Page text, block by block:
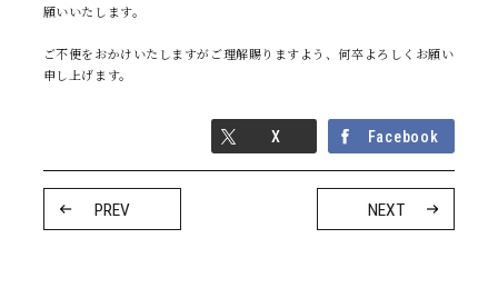
SIGHTSEEING 沿線の見所・モデルコース
よくある質問 お知らせ
願いいたします。
ご不便をおかけいたしますがご理解賜りますよう、何卒よろしくお願い
申し上げます。
X Facebook
PREV NEXT